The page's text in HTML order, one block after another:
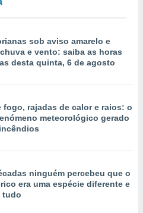
sob aviso amarelo e
e vento: saiba as horas
desta quinta, 6 de agosto
fogo, rajadas de calor e raios: o
meteorológico gerado
ninguém percebeu que o
era uma espécie diferente e
tudo